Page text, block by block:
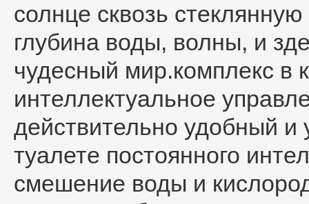
солнце сквозь
глубина воды, волны, и
чудесный мир.комплекс в
интеллектуальное
действительно удобный
туалете постоянного
смешение воды и